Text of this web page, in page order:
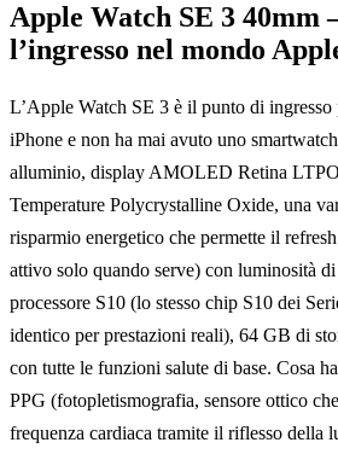
Apple Watch SE 3 40mm
l’ingresso nel mondo
L’Apple Watch SE 3 è il punto di ingresso
iPhone e non ha mai avuto uno
alluminio, display AMOLED Retina
Temperature Polycrystalline Oxide, una
risparmio energetico che permette il
attivo solo quando serve) con luminosità
processore S10 (lo stesso chip S10 dei
identico per prestazioni reali), 64 GB di
con tutte le funzioni salute di base. Cosa
PPG (fotopletismografia, sensore ottico
frequenza cardiaca tramite il riflesso della